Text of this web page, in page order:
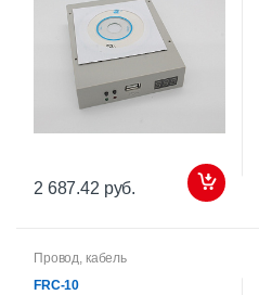
2 687.42 руб.
Провод, кабель
FRC-10